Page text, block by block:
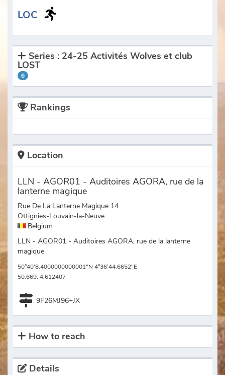
LOC
Series : 24-25 Activités Wolves et club
LOST
6
Rankings
Location
LLN - AGOR01 - Auditoires AGORA, rue de la
lanterne magique
Rue De La Lanterne Magique 14
Ottignies-Louvain-la-Neuve
Belgium
LLN - AGOR01 - Auditoires AGORA, rue de la lanterne
magique
50°40'8.4000000000001"N 4°36'44.6652"E
50.669, 4.612407
9F26MJ96+JX
How to reach
Details